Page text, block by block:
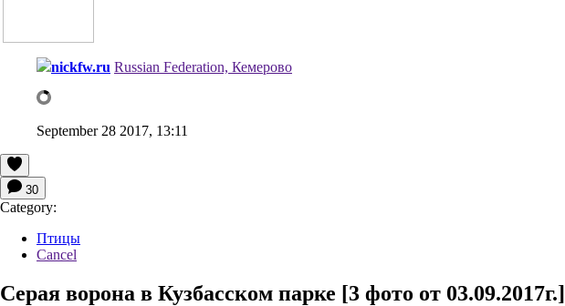
nickfw.ru Russian Federation, Кемерово
September 28 2017, 13:11
30
Category:
Птицы
Cancel
Серая ворона в Кузбасском парке [3 фото от 03.09.2017г.]